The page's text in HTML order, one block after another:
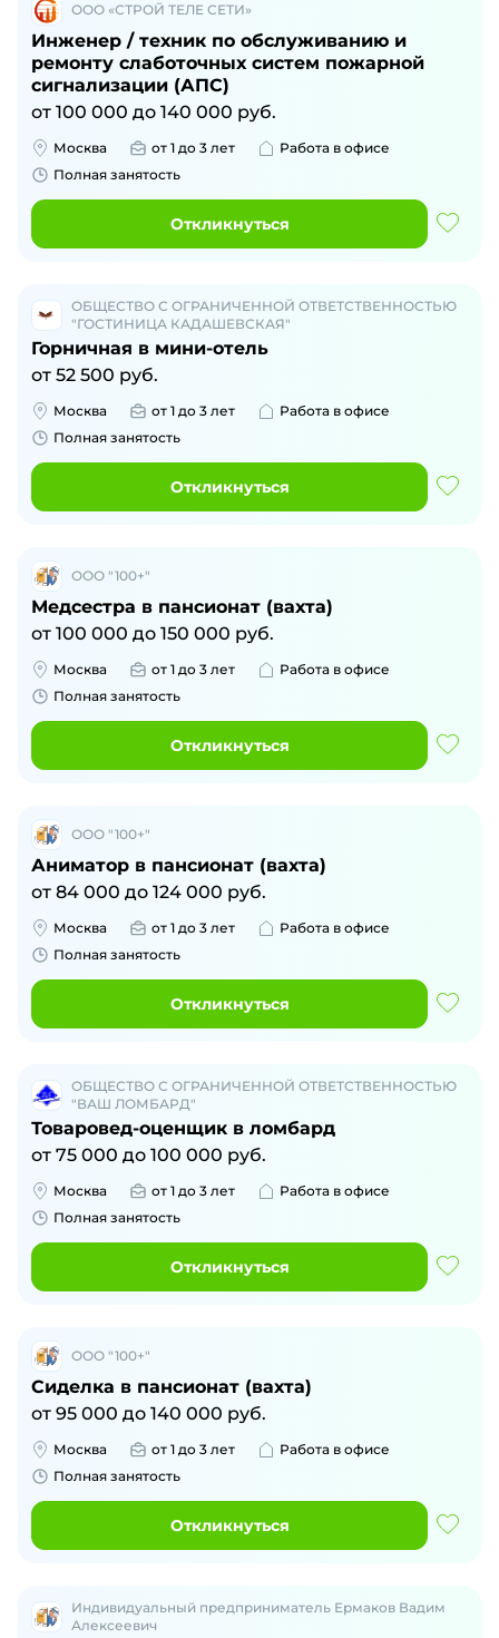
ООО «СТРОЙ ТЕЛЕ СЕТИ»
Инженер / техник по обслуживанию и
ремонту слаботочных систем пожарной
сигнализации (АПС)
от 100 000 до 140 000 руб.
Москва от 1 до 3 лет
Работа в офисе
Полная занятость
Откликнуться
ОБЩЕСТВО С ОГРАНИЧЕННОЙ ОТВЕТСТВЕННОСТЬЮ
"ГОСТИНИЦА КАДАШЕВСКАЯ"
Горничная в мини-отель
от 52 500 руб.
Москва от 1 до 3 лет
Работа в офисе
Полная занятость
Откликнуться
ООО "100+"
Медсестра в пансионат (вахта)
от 100 000 до 150 000 руб.
Москва от 1 до 3 лет
Работа в офисе
Полная занятость
Откликнуться
ООО "100+"
Аниматор в пансионат (вахта)
от 84 000 до 124 000 руб.
Москва от 1 до 3 лет
Работа в офисе
Полная занятость
Откликнуться
ОБЩЕСТВО С ОГРАНИЧЕННОЙ ОТВЕТСТВЕННОСТЬЮ
"ВАШ ЛОМБАРД"
Товаровед-оценщик в ломбард
от 75 000 до 100 000 руб.
Москва от 1 до 3 лет
Работа в офисе
Полная занятость
Откликнуться
ООО "100+"
Сиделка в пансионат (вахта)
от 95 000 до 140 000 руб.
Москва от 1 до 3 лет
Работа в офисе
Полная занятость
Откликнуться
Индивидуальный предприниматель Ермаков Вадим
Алексеевич